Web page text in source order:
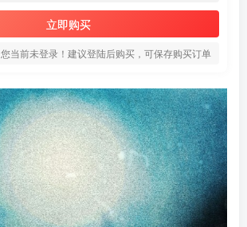
立即购买
您当前未登录！建议登陆后购买，可保存购买订单